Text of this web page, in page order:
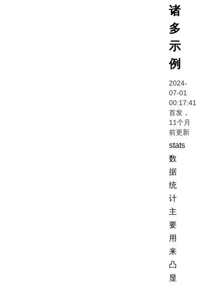
诸
多
示
例
2024-
07-01
00:17:41
首发，
11个月
前更新
stats
数
据
统
计
主
要
用
来
凸
显